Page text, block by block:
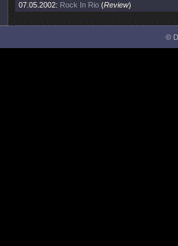
07.05.2002: Rock In Rio (Review)
©